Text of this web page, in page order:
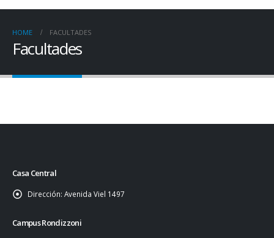
HOME FACULTADES
Facultades
Casa Central
Dirección: Avenida Viel 1497
Campus Rondizzoni